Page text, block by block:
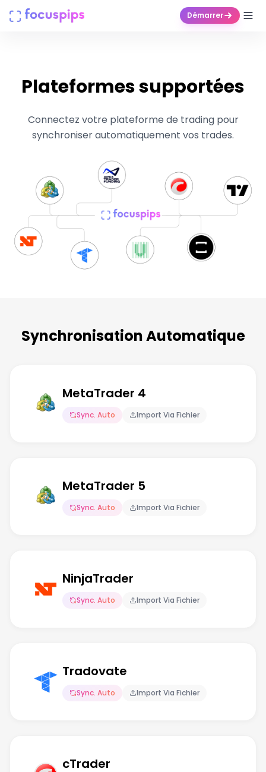
Démarrer
Entreprise
Tarifs
Connexion
Essai gratuit
Plateformes supportées
Connectez votre plateforme de trading pour
synchroniser automatiquement vos trades.
Synchronisation Automatique
MetaTrader 4
Sync. Auto Import Via Fichier
MetaTrader 5
Sync. Auto Import Via Fichier
NinjaTrader
Sync. Auto Import Via Fichier
Tradovate
Sync. Auto Import Via Fichier
cTrader